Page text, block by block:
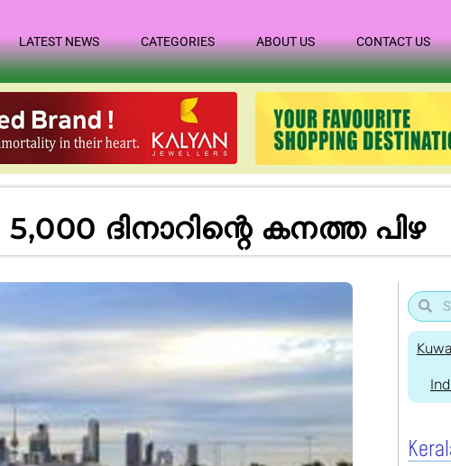
LATEST NEWS CATEGORIES ABOUT US CONTACT US
ദിനാറിന്റെ കനത്ത പിഴ